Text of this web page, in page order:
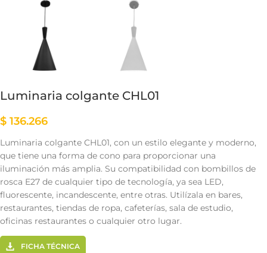
Luminaria colgante CHL01
$ 136.266
Luminaria colgante CHL01, con un estilo elegante y moderno,
que tiene una forma de cono para proporcionar una
iluminación más amplia. Su compatibilidad con bombillos de
rosca E27 de cualquier tipo de tecnología, ya sea LED,
fluorescente, incandescente, entre otras. Utilízala en bares,
restaurantes, tiendas de ropa, cafeterías, sala de estudio,
oficinas restaurantes o cualquier otro lugar.
FICHA TÉCNICA